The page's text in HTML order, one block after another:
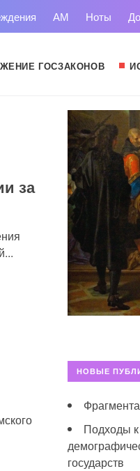
АМ Ноты
ГОСЗАКОНОВ
за
НОВЫЕ
Подходы
государств